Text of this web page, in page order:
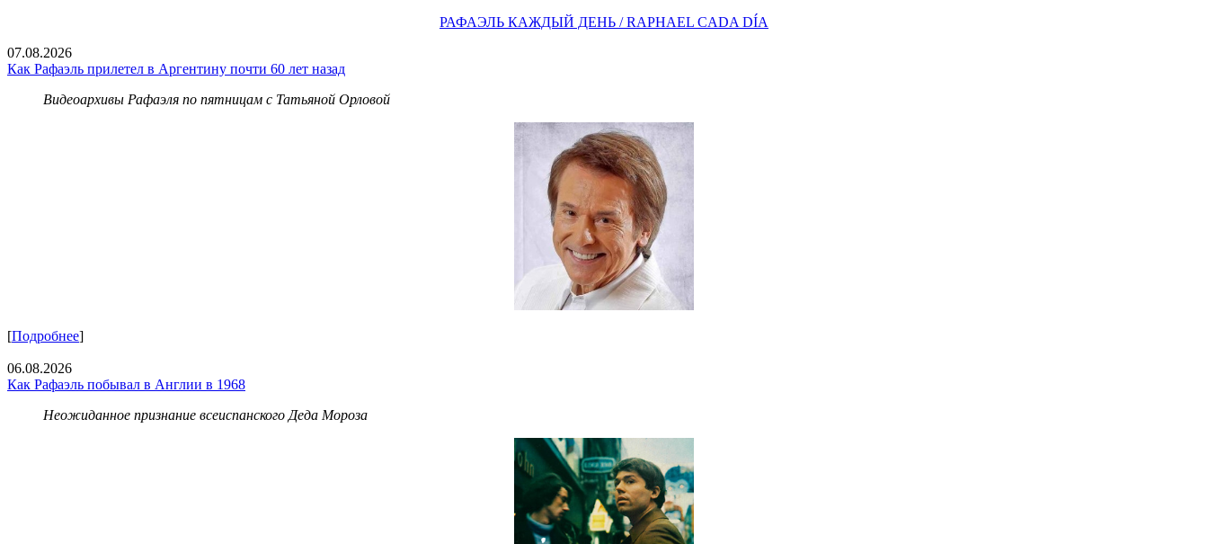
РАФАЭЛЬ КАЖДЫЙ ДЕНЬ / RAPHAEL CADA DÍA
07.08.2026
Как Рафаэль прилетел в Аргентину почти 60 лет назад
Видеоархивы Рафаэля по пятницам с Татьяной Орловой
[Подробнее]
06.08.2026
Как Рафаэль побывал в Англии в 1968
Неожиданное признание всеиспанского Деда Мороза